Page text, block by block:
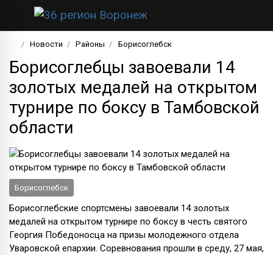
Новости Районы Борисоглебск
Борисоглебцы завоевали 14
золотых медалей на открытом
турнире по боксу в Тамбовской
области
Борисоглебск
Борисоглебские спортсмены завоевали 14 золотых
медалей на открытом турнире по боксу в честь святого
Георгия Победоносца на призы молодежного отдела
Уваровской епархии. Соревнования прошли в среду, 27 мая,